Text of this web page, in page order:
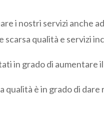
i nostri servizi anche
qualità e servizi
in grado di aumentare
è in grado di